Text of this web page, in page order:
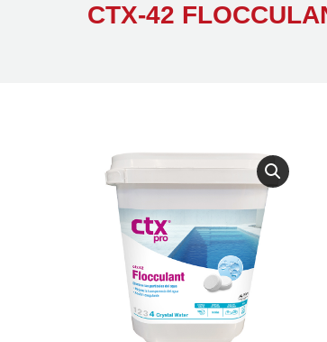
CTX-42